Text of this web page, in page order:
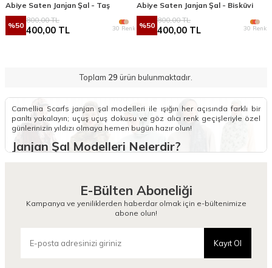
Abiye Saten Janjan Şal - Taş
%50
800,00TL
400,00 TL 30 Renk
Abiye Saten Janjan Şal - Bisküvi
%50
800,00TL
400,00 TL 30 Renk
Toplam 29 ürün bulunmaktadır.
Camellia Scarfs janjan şal modelleri ile ışığın her açısında farklı bir
parıltı yakalayın; uçuş uçuş dokusu ve göz alıcı renk geçişleriyle özel
günlerinizin yıldızı olmaya hemen bugün hazır olun!
Janjan Şal Modelleri Nelerdir?
koleksiyonumuzda parlıyor. Janjan kumaş şal yapısı, tüy gibi hafif
olmasıyla başınızda yokmuş gibi bir his yaratırken, şifonun o asil ve
şeffaf duruşunu en modern haliyle stilinize taşıyor. Bu modeller,
özellikle akşam davetlerinde ve düğünlerde elbiselerinize o çok
Koleksiyonumuzda her zevke uygun geniş bir renk yelpazesi
sunuyoruz; pastel tonlardan iddialı canlı renklere kadar tüm
seçeneklerimize sitemizden ulaşabilirsiniz. Daha hareketli bir tarz
E-Bülten Aboneliği
Kampanya ve yeniliklerden haberdar olmak için e-bültenimize
abone olun!
Kayıt Ol